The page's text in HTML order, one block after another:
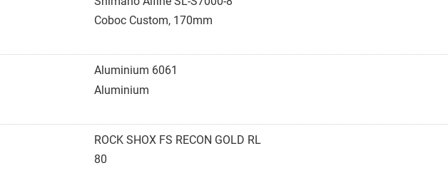
Coboc Custom, 170mm
Aluminium 6061
Aluminium
ROCK SHOX FS RECON GOLD RL
80